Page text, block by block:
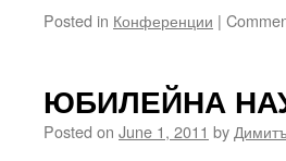
Posted in Конференции |
ЮБИЛЕЙНА
Posted on June 1, 2011 by